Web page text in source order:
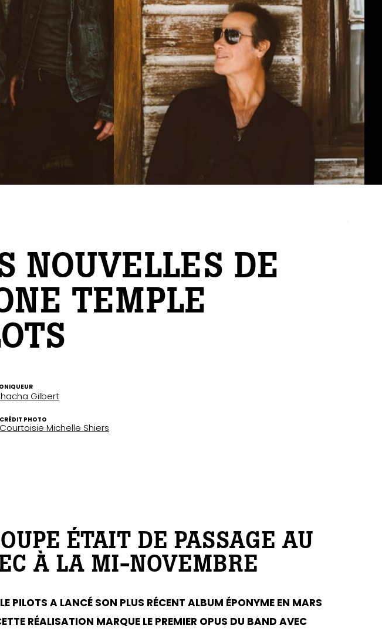
NOUVELLES DE
TEMPLE
Gilbert
CRÉDIT PHOTO
Courtoisie Michelle Shiers
ÉTAIT DE PASSAGE AU
À LA MI-NOVEMBRE
PILOTS A LANCÉ SON PLUS RÉCENT ALBUM ÉPONYME EN MARS
RÉALISATION MARQUE LE PREMIER OPUS DU BAND AVEC